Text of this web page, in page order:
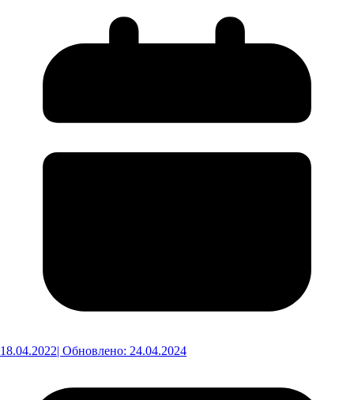
18.04.2022| Обновлено: 24.04.2024